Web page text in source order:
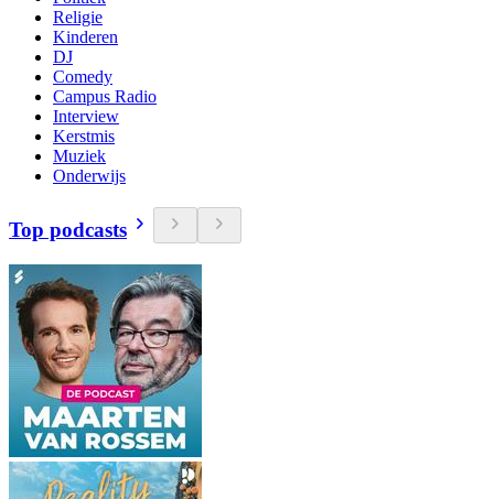
Religie
Kinderen
DJ
Comedy
Campus Radio
Interview
Kerstmis
Muziek
Onderwijs
Top podcasts